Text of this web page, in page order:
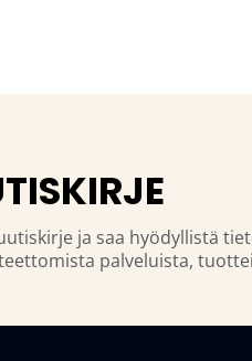
ja saa hyödyllistä
palveluista,